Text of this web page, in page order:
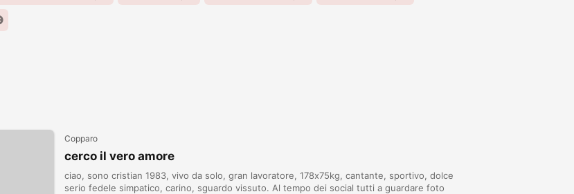
Copparo
cerco il vero amore
ciao, sono cristian 1983, vivo da solo, gran lavoratore, 178x75kg, cantante, sportivo, dolce
serio fedele simpatico, carino, sguardo vissuto. Al tempo dei social tutti a guardare foto